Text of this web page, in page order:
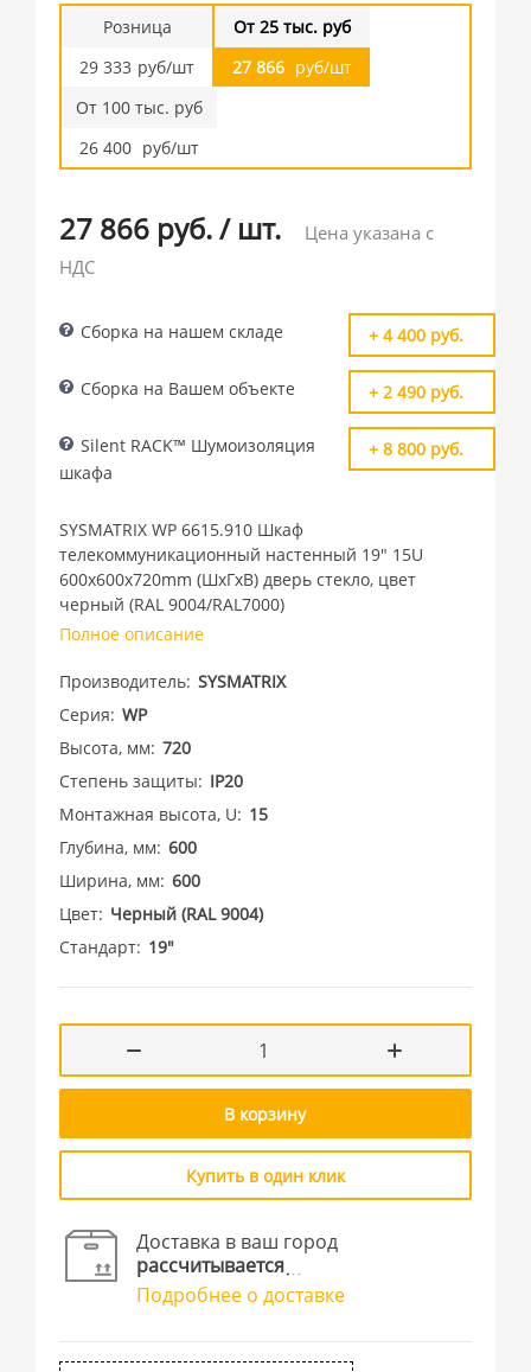
Розница
29 333 руб/шт
От 25 тыс. руб
27 866 руб/шт
От 100 тыс. руб
26 400 руб/шт
27 866 руб./ шт.
Цена указана с
НДС
Сборка на нашем складе + 4 400 руб.
Сборка на Вашем объекте + 2 490 руб.
Silent RACK™ Шумоизоляция
шкафа
+ 8 800 руб.
SYSMATRIX WP 6615.910 Шкаф
телекоммуникационный настенный 19" 15U
600x600x720mm (ШхГхВ) дверь стекло, цвет
черный (RAL 9004/RAL7000)
Полное описание
Производитель SYSMATRIX
Серия WP
Высота, мм 720
Степень защиты
IP20
Монтажная высота, U
15
Глубина, мм 600
Ширина, мм 600
Цвет Черный (RAL 9004)
Стандарт 19"
В корзину
Купить в один клик
Доставка в ваш город
рассчитывается
Подробнее о доставке